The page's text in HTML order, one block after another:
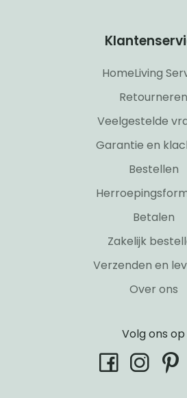
HomeLiving
Retourneren
Veelgestelde
Garantie en
Bestellen
Betalen
Zakelijk
Verzenden en
Over ons
Volg ons op
facebook